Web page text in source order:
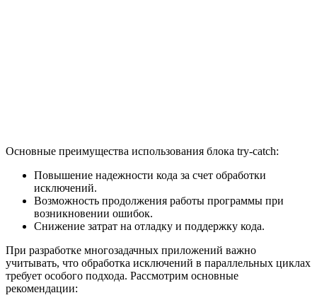
Основные преимущества использования блока try-catch:
Повышение надежности кода за счет обработки
исключений.
Возможность продолжения работы программы при
возникновении ошибок.
Снижение затрат на отладку и поддержку кода.
При разработке многозадачных приложений важно
учитывать, что обработка исключений в параллельных циклах
требует особого подхода. Рассмотрим основные
рекомендации: